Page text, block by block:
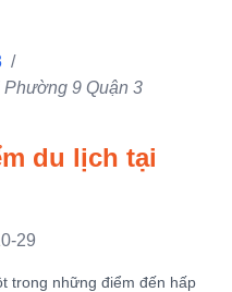
/
9 Quận 3
du lịch tại
29
trong những điểm đến hấp